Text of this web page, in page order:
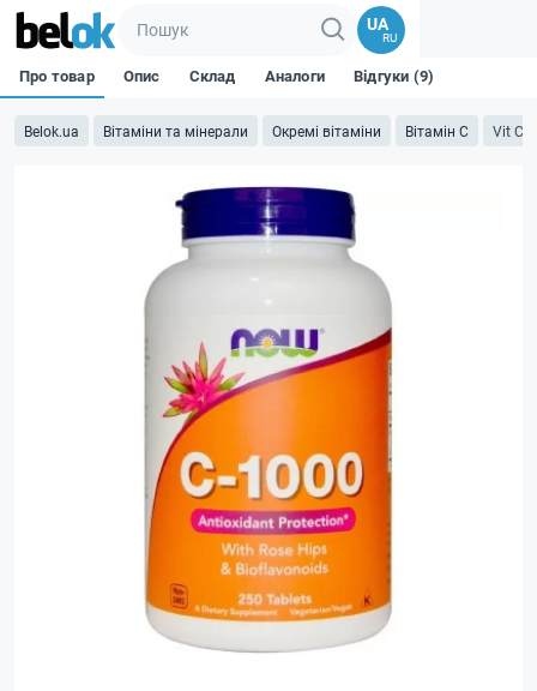
UA
RU
Belok.ua Вітаміни та мінерали Окремі вітаміни Вітамін C Vit C-
Про товар Опис Склад Аналоги Відгуки (9)